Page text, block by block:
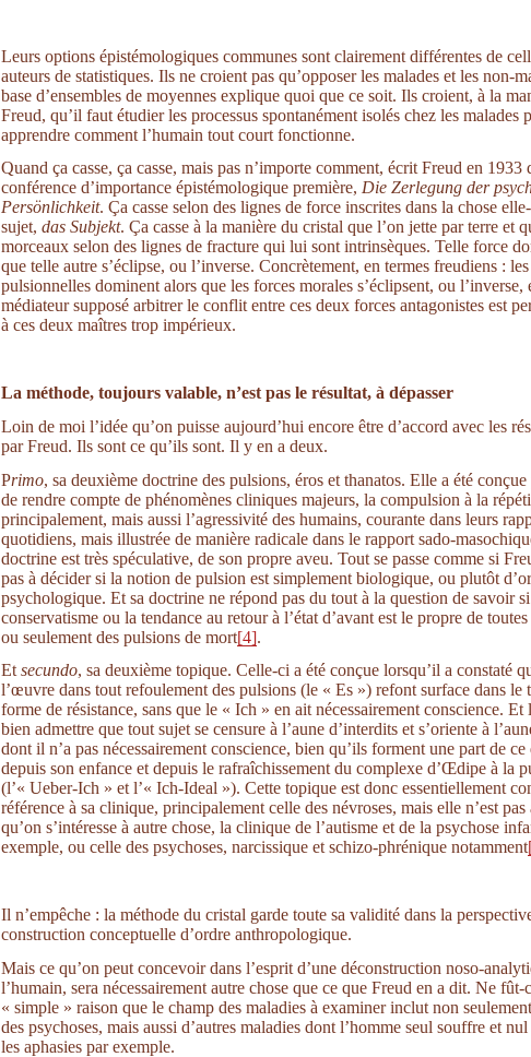
Leurs options épistémologiques communes sont clairement différentes de
auteurs de statistiques. Ils ne croient pas qu’opposer les malades et les non-
base d’ensembles de moyennes explique quoi que ce soit. Ils croient, à la
Freud, qu’il faut étudier les processus spontanément isolés chez les malades
apprendre comment l’humain tout court fonctionne.
Quand ça casse, ça casse, mais pas n’importe comment, écrit Freud en 1933
conférence d’importance épistémologique première, Die Zerlegung der
Persönlichkeit. Ça casse selon des lignes de force inscrites dans la chose
sujet, das Subjekt. Ça casse à la manière du cristal que l’on jette par terre et
morceaux selon des lignes de fracture qui lui sont intrinsèques. Telle force
que telle autre s’éclipse, ou l’inverse. Concrètement, en termes freudiens :
pulsionnelles dominent alors que les forces morales s’éclipsent, ou l’inverse,
médiateur supposé arbitrer le conflit entre ces deux forces antagonistes est
à ces deux maîtres trop impérieux.
La méthode, toujours valable, n’est pas le résultat, à dépasser
Loin de moi l’idée qu’on puisse aujourd’hui encore être d’accord avec les
par Freud. Ils sont ce qu’ils sont. Il y en a deux.
Primo, sa deuxième doctrine des pulsions, éros et thanatos. Elle a été conçue
de rendre compte de phénomènes cliniques majeurs, la compulsion à la
principalement, mais aussi l’agressivité des humains, courante dans leurs
quotidiens, mais illustrée de manière radicale dans le rapport sado-
doctrine est très spéculative, de son propre aveu. Tout se passe comme si
pas à décider si la notion de pulsion est simplement biologique, ou plutôt
psychologique. Et sa doctrine ne répond pas du tout à la question de savoir
conservatisme ou la tendance au retour à l’état d’avant est le propre de
ou seulement des pulsions de mort[4].
Etsecundo, sa deuxième topique. Celle-ci a été conçue lorsqu’il a constaté
l’œuvre dans tout refoulement des pulsions (le « Es ») refont surface dans le
forme de résistance, sans que le « Ich » en ait nécessairement conscience. Et
bien admettre que tout sujet se censure à l’aune d’interdits et s’oriente à
dont il n’a pas nécessairement conscience, bien qu’ils forment une part de ce
depuis son enfance et depuis le rafraîchissement du complexe d’Œdipe à la
(l’« Ueber-Ich » et l’« Ich-Ideal »). Cette topique est donc essentiellement
référence à sa clinique, principalement celle des névroses, mais elle n’est pas
qu’on s’intéresse à autre chose, la clinique de l’autisme et de la psychose
exemple, ou celle des psychoses, narcissique et schizo-phrénique notamment
Il n’empêche : la méthode du cristal garde toute sa validité dans la
construction conceptuelle d’ordre anthropologique.
Mais ce qu’on peut concevoir dans l’esprit d’une déconstruction noso-
l’humain, sera nécessairement autre chose que ce que Freud en a dit. Ne fût-
« simple » raison que le champ des maladies à examiner inclut non
des psychoses, mais aussi d’autres maladies dont l’homme seul souffre et
les aphasies par exemple.